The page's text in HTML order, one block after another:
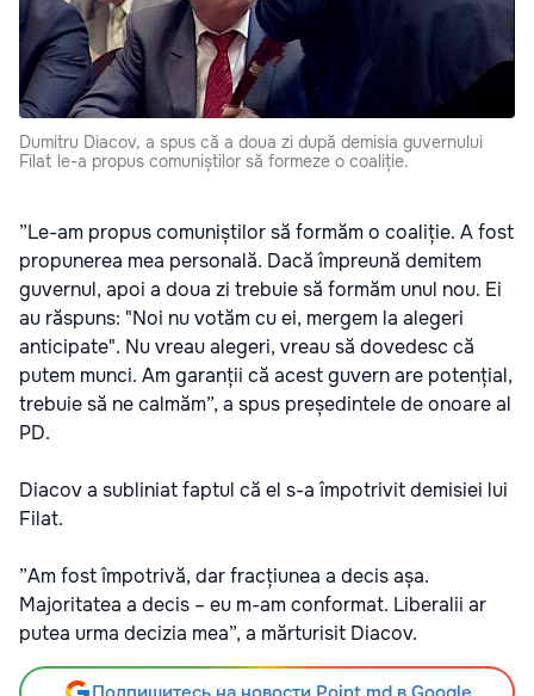
Dumitru Diacov, a spus că a doua zi după demisia guvernului
Filat le-a propus comuniștilor să formeze o coaliție.
”Le-am propus comuniștilor să formăm o coaliție. A fost
propunerea mea personală. Dacă împreună demitem
guvernul, apoi a doua zi trebuie să formăm unul nou. Ei
au răspuns: "Noi nu votăm cu ei, mergem la alegeri
anticipate". Nu vreau alegeri, vreau să dovedesc că
putem munci. Am garanții că acest guvern are potențial,
trebuie să ne calmăm”, a spus președintele de onoare al
PD.
Diacov a subliniat faptul că el s-a împotrivit demisiei lui
Filat.
”Am fost împotrivă, dar fracțiunea a decis așa.
Majoritatea a decis – eu m-am conformat. Liberalii ar
putea urma decizia mea”, a mărturisit Diacov.